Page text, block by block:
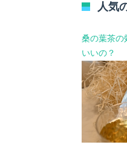
ー
選
択
人気
桑の葉茶の
いいの？